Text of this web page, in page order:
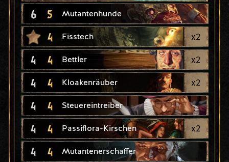
6 5 Mutantenhunde
4 Fisstech x2
4 4 Bettler x2
4 4 Kloakenräuber x2
4 4 Steuereintreiber
4 4 Passiflora-Kirschen x2
4 4 Mutantenerschaffer